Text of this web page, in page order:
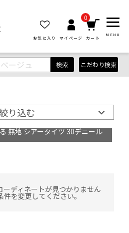
お気に入り マイページ
0
カート
MENU
検索 こだわり検索
絞り込む
無地 シアータイツ 30デニール
ーディネートが見つかりません
を変更してください。